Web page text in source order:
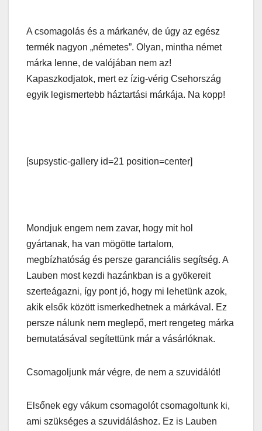
A csomagolás és a márkanév, de úgy az egész
termék nagyon „németes”. Olyan, mintha német
márka lenne, de valójában nem az!
Kapaszkodjatok, mert ez ízig-vérig Csehország
egyik legismertebb háztartási márkája. Na kopp!
[supsystic-gallery id=21 position=center]
Mondjuk engem nem zavar, hogy mit hol
gyártanak, ha van mögötte tartalom,
megbízhatóság és persze garanciális segítség. A
Lauben most kezdi hazánkban is a gyökereit
szerteágazni, így pont jó, hogy mi lehetünk azok,
akik elsők között ismerkedhetnek a márkával. Ez
persze nálunk nem meglepő, mert rengeteg márka
bemutatásával segítettünk már a vásárlóknak.
Csomagoljunk már végre, de nem a szuvidálót!
Elsőnek egy vákum csomagolót csomagoltunk ki,
ami szükséges a szuvidáláshoz. Ez is Lauben